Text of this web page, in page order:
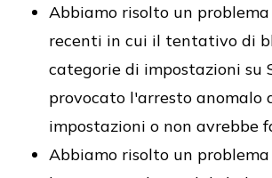
Abbiamo risolto un
recenti in cui il tentativo di
categorie di impostazioni su
provocato l'arresto anomalo
impostazioni o non avrebbe
Abbiamo risolto un